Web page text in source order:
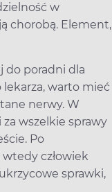
w
chorobą. Element,
do poradni dla
warto mieć
nerwy. W
wszelkie sprawy
Po
człowiek
sprawki,